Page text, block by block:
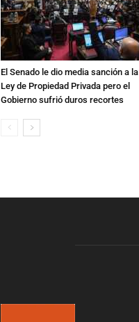
El Senado le dio media sanción a la
Ley de Propiedad Privada pero el
Gobierno sufrió duros recortes